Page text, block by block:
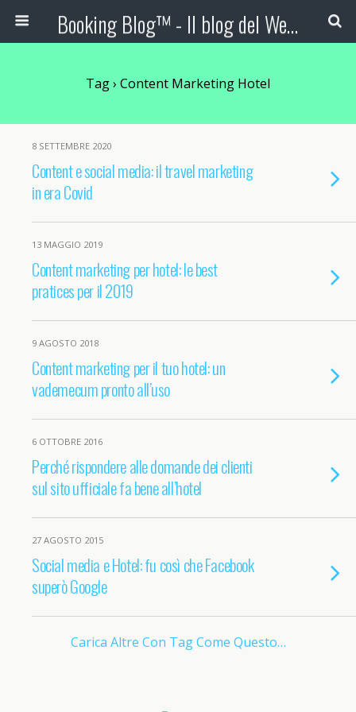
Booking Blog™ - Il blog del Web Marketing Turistico
Tag › Content Marketing Hotel
8 SETTEMBRE 2020
Content e social media: il travel marketing
in era Covid
13 MAGGIO 2019
Content marketing per hotel: le best
pratices per il 2019
9 AGOSTO 2018
Content marketing per il tuo hotel: un
vademecum pronto all’uso
6 OTTOBRE 2016
Perché rispondere alle domande dei clienti
sul sito ufficiale fa bene all’hotel
27 AGOSTO 2015
Social media e Hotel: fu così che Facebook
superò Google
Carica Altre Con Tag Come Questo…